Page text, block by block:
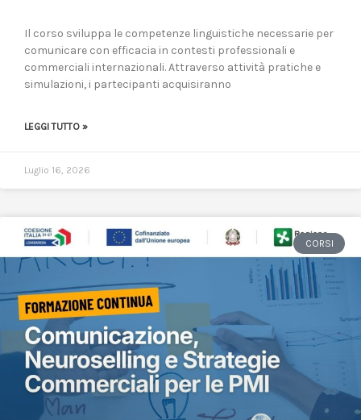
Il corso sviluppa le competenze linguistiche necessarie per
comunicare con efficacia in contesti professionali e
commerciali internazionali. Attraverso attività pratiche e
simulazioni, i partecipanti acquisiranno
LEGGI TUTTO »
Luglio 16, 2026
CORSI